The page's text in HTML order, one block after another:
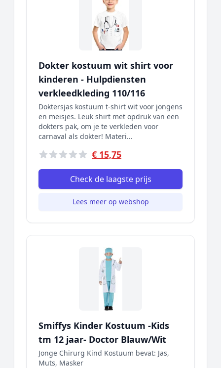
Dokter kostuum wit shirt voor
kinderen - Hulpdiensten
verkleedkleding 110/116
Doktersjas kostuum t-shirt wit voor jongens
en meisjes. Leuk shirt met opdruk van een
dokters pak, om je te verkleden voor
carnaval als dokter! Materi...
€ 15,75
Check de laagste prijs
Lees meer op webshop
Smiffys Kinder Kostuum -Kids
tm 12 jaar- Doctor Blauw/Wit
Jonge Chirurg Kind Kostuum bevat: Jas,
Muts, Masker